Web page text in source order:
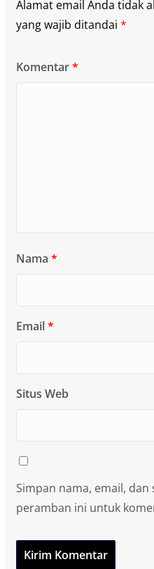
Alamat email Anda tidak
yang wajib ditandai *
Komentar*
Nama *
Email*
Situs Web
Simpan nama, email, dan
peramban ini untuk